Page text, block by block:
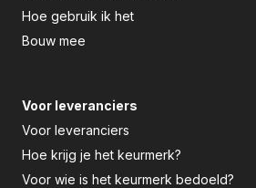
Hoe gebruik ik het
Bouw mee
Voor leveranciers
Voor leveranciers
Hoe krijg je het keurmerk?
Voor wie is het keurmerk bedoeld?